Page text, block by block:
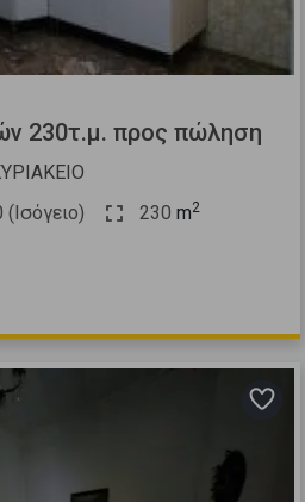
230τ.μ. προς πώληση
(Ισόγειο) 230 m2